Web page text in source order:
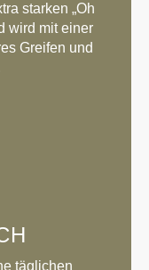
starken „Oh
wird mit einer
Greifen und
täglichen